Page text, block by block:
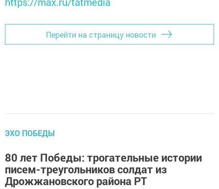
Перейти на страницу новости
ЭХО ПОБЕДЫ
80 лет Победы: трогательные истории
писем-треугольников солдат из
Дрожжановского района РТ